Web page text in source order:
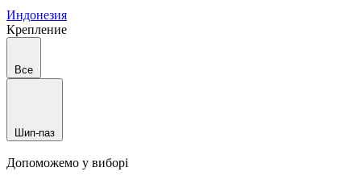
Индонезия
Крепление
Все
Шип-паз
Допоможемо у виборі